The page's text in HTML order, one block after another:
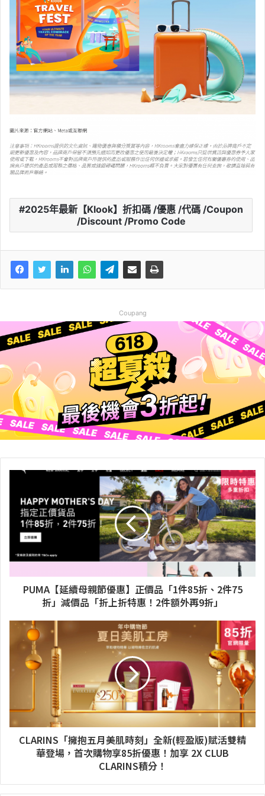
2025年最新【Klook】折扣碼 /優惠 /代碼 /Coupon
/Discount /Promo Code
Coupang
PUMA【延續母親節優惠】正價品「1件85折、2件75
折」減價品「折上折特惠！2件額外再9折」
CLARINS「擁抱五月美肌時刻」全新(輕盈版)賦活雙精
華登場，首次購物享85折優惠！加享 2X CLUB
CLARINS積分！